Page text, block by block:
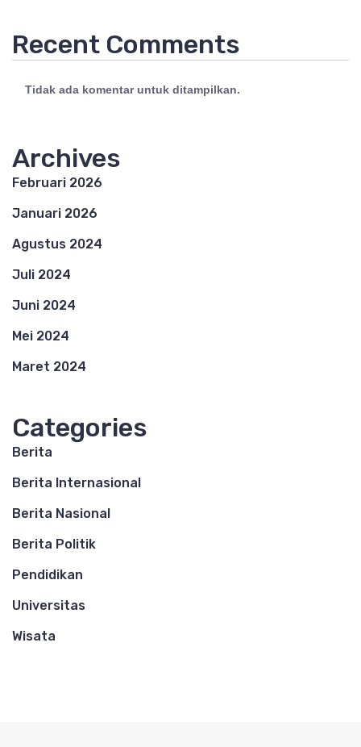
Recent Comments
Tidak ada komentar untuk ditampilkan.
Archives
Februari 2026
Januari 2026
Agustus 2024
Juli 2024
Juni 2024
Mei 2024
Maret 2024
Categories
Berita
Berita Internasional
Berita Nasional
Berita Politik
Pendidikan
Universitas
Wisata